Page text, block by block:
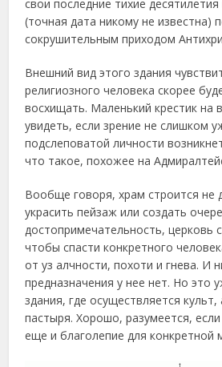
свои последние тихие
(точная дата никому не известна)
сокрушительным приходом
Внешний вид этого здания
религиозного человека скорее
восхищать. Маленький крестик на
увидеть, если зрение не слишком
подслеповатой личности
что такое, похожее на
Вообще говоря, храм строится не
украсить пейзаж или создать
достопримечательность, церковь
чтобы спасти конкретного
от уз алчности, похоти и гнева. И
предназначения у нее нет. Но это
здания, где осуществляется
пастыря. Хорошо, разумеется,
еще и благолепие для конкретной